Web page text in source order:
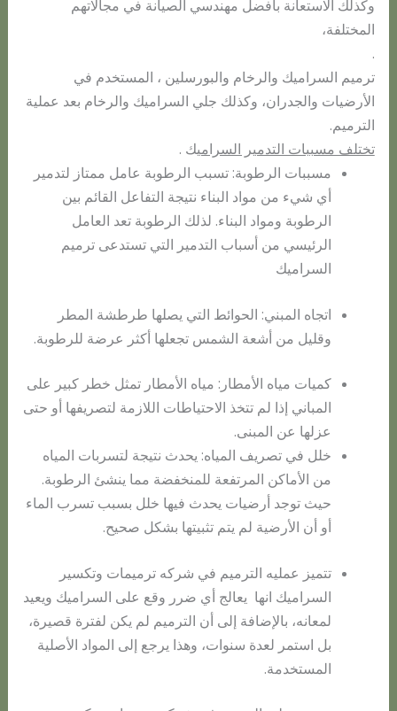
وكذلك الاستعانة بأفضل مهندسي الصيانة في مجالاتهم
المختلفة،
.
ترميم السراميك والرخام والبورسلين ، المستخدم في
الأرضيات والجدران، وكذلك جلي السراميك والرخام بعد عملية
الترميم.
تختلف مسببات التدمير السراميك .
مسببات الرطوبة: تسبب الرطوبة عامل ممتاز لتدمير
أي شيء من مواد البناء نتيجة التفاعل القائم بين
الرطوبة ومواد البناء. لذلك الرطوبة تعد العامل
الرئيسي من أسباب التدمير التي تستدعى ترميم
السراميك
اتجاه المبني: الحوائط التي يصلها طرطشة المطر
وقليل من أشعة الشمس تجعلها أكثر عرضة للرطوبة.
كميات مياه الأمطار: مياه الأمطار تمثل خطر كبير على
المباني إذا لم تتخذ الاحتياطات اللازمة لتصريفها أو حتى
عزلها عن المبنى.
خلل في تصريف المياه: يحدث نتيجة لتسربات المياه
من الأماكن المرتفعة للمنخفضة مما ينشئ الرطوبة.
حيث توجد أرضيات يحدث فيها خلل بسبب تسرب الماء
أو أن الأرضية لم يتم تثبيتها بشكل صحيح.
تتميز عمليه الترميم في شركه ترميمات وتكسير
السراميك انها يعالج أي ضرر وقع على السراميك ويعيد
لمعانه، بالإضافة إلى أن الترميم لم يكن لفترة قصيرة،
بل استمر لعدة سنوات، وهذا يرجع إلى المواد الأصلية
المستخدمة.